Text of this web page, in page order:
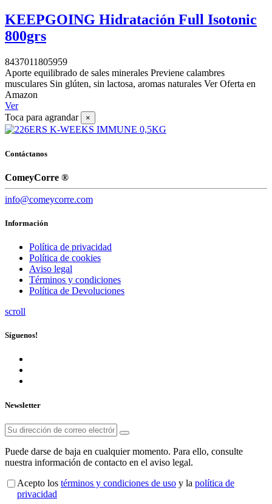
KEEPGOING Hidratación Full Isotonic
800grs
8437011805959
Aporte equilibrado de sales minerales Previene calambres
musculares Sin glúten, sin lactosa, aromas naturales Ver Oferta en
Amazon
Ver
Toca para agrandar
×
Contáctanos
ComeyCorre ®
info@comeycorre.com
Información
Política de privacidad
Política de cookies
Aviso legal
Términos y condiciones
Política de Devoluciones
scroll
Síguenos!
Newsletter
Puede darse de baja en cualquier momento. Para ello, consulte
nuestra información de contacto en el aviso legal.
Acepto los términos y condiciones de uso y la política de
privacidad